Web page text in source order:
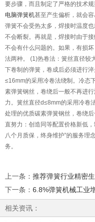
要步骤，而且制定了严格的技术
电脑弹簧机甚至产生偏析，就会
弹簧不会受热太多，焊接时温度
不会断裂。再就是，焊接时由于
不会有什么问题的。如果，有损
法两种。
(1)热卷法：簧丝直径较
下卷制的弹簧，卷成后必须进行淬
≤16mm的采用冷卷法绕制。冷态
素弹簧钢丝，卷绕后一般不再进
力。簧丝直径d≤8mm的采用冷卷
处理的优质碳素弹簧钢丝，卷绕
直努力：创造同等配置价格新低
八个月质保，终身维护”的服务理
务。
上一条 ： 推荐弹簧行业精密
下一条 ： 6.8%弹簧机械工业
相关资讯：